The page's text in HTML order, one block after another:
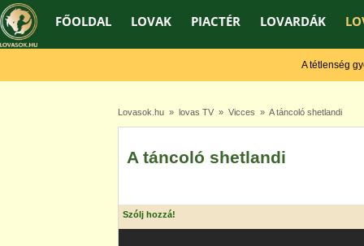
FŐOLDAL LOVAK PIACTÉR LOVARDÁK
A tétlenség
Lovasok.hu» lovas TV» Vicces » A táncoló shetlandi
A táncoló shetlandi
Szólj hozzá!